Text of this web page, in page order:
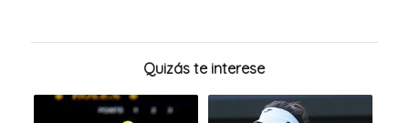
Quizás te interese